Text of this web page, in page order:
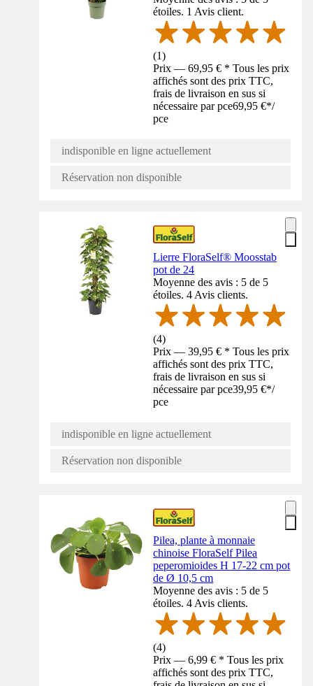
étoiles. 1 Avis client.
(1)
Prix — 69,95 € * Tous les prix
affichés sont des prix TTC,
frais de livraison en sus si
nécessaire par pce69,95 €*/
pce
indisponible en ligne actuellement
Réservation non disponible
Lierre FloraSelf® Moosstab
pot de 24
Moyenne des avis : 5 de 5
étoiles. 4 Avis clients.
(4)
Prix — 39,95 € * Tous les prix
affichés sont des prix TTC,
frais de livraison en sus si
nécessaire par pce39,95 €*/
pce
indisponible en ligne actuellement
Réservation non disponible
Pilea, plante à monnaie
chinoise FloraSelf Pilea
peperomioides H 17-22 cm pot
de Ø 10,5 cm
Moyenne des avis : 5 de 5
étoiles. 4 Avis clients.
(4)
Prix — 6,99 € * Tous les prix
affichés sont des prix TTC,